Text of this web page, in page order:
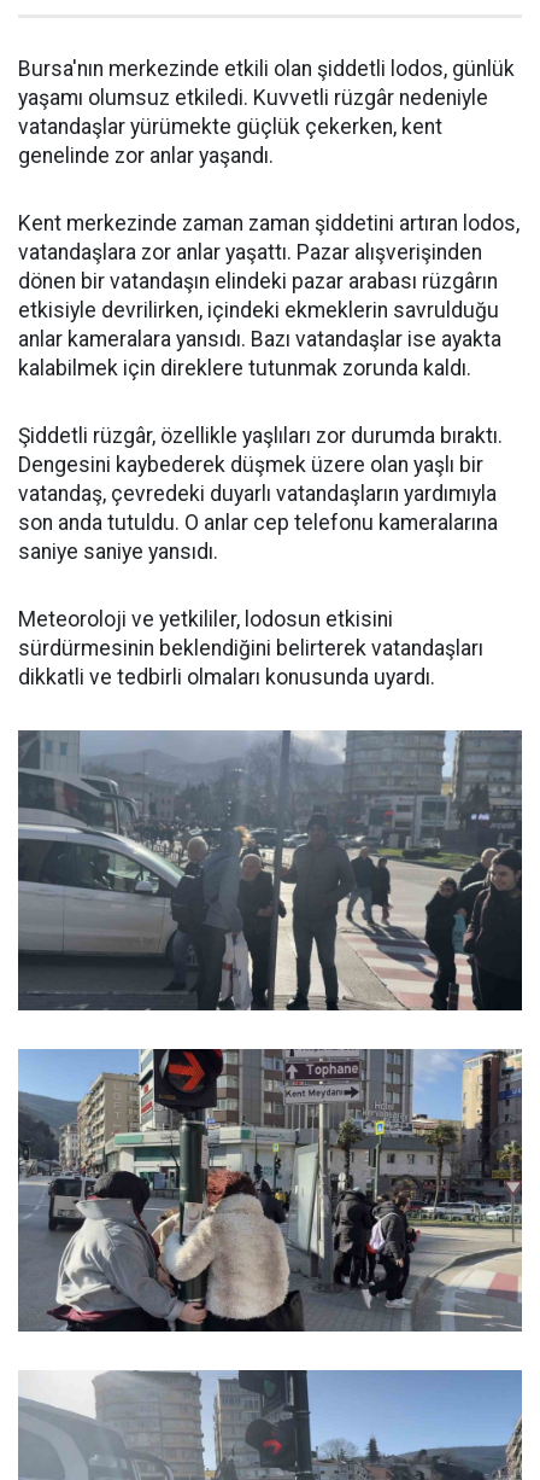
Bursa'nın merkezinde etkili olan şiddetli lodos, günlük
yaşamı olumsuz etkiledi. Kuvvetli rüzgâr nedeniyle
vatandaşlar yürümekte güçlük çekerken, kent
genelinde zor anlar yaşandı.
Kent merkezinde zaman zaman şiddetini artıran lodos,
vatandaşlara zor anlar yaşattı. Pazar alışverişinden
dönen bir vatandaşın elindeki pazar arabası rüzgârın
etkisiyle devrilirken, içindeki ekmeklerin savrulduğu
anlar kameralara yansıdı. Bazı vatandaşlar ise ayakta
kalabilmek için direklere tutunmak zorunda kaldı.
Şiddetli rüzgâr, özellikle yaşlıları zor durumda bıraktı.
Dengesini kaybederek düşmek üzere olan yaşlı bir
vatandaş, çevredeki duyarlı vatandaşların yardımıyla
son anda tutuldu. O anlar cep telefonu kameralarına
saniye saniye yansıdı.
Meteoroloji ve yetkililer, lodosun etkisini
sürdürmesinin beklendiğini belirterek vatandaşları
dikkatli ve tedbirli olmaları konusunda uyardı.